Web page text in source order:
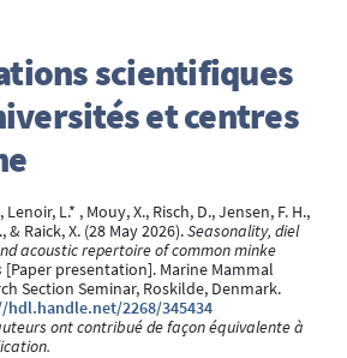
scientifiques
et centres
Lenoir, L.* , Mouy, X., Risch, D., Jensen, F. H.,
& Raick, X. (28 May 2026).Seasonality, diel
acoustic repertoire of common minke
[Paper presentation]. Marine Mammal
Section Seminar, Roskilde, Denmark.
hdl.handle.net/2268/345434
ont contribué de façon équivalente à